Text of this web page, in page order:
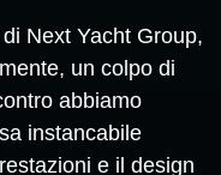
Next Yacht Group,
un colpo di
abbiamo
instancabile
e il design